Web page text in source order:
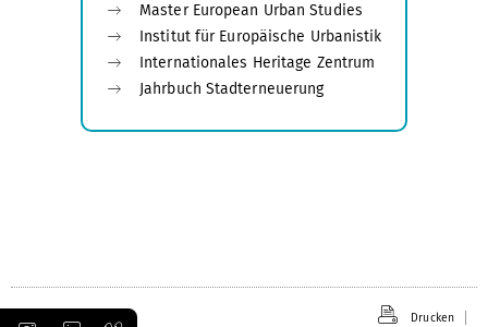
Master European Urban Studies
Institut für Europäische Urbanistik
Internationales Heritage Zentrum
Jahrbuch Stadterneuerung
Drucken